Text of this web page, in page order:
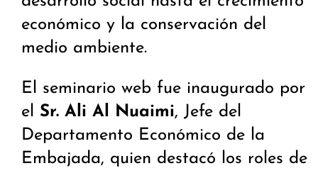
económico y la conservación del
medio ambiente.
El seminario web fue inaugurado por
el Sr. Ali Al Nuaimi, Jefe del
Departamento Económico de la
Embajada, quien destacó los roles de